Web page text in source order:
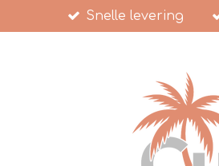
Snelle levering